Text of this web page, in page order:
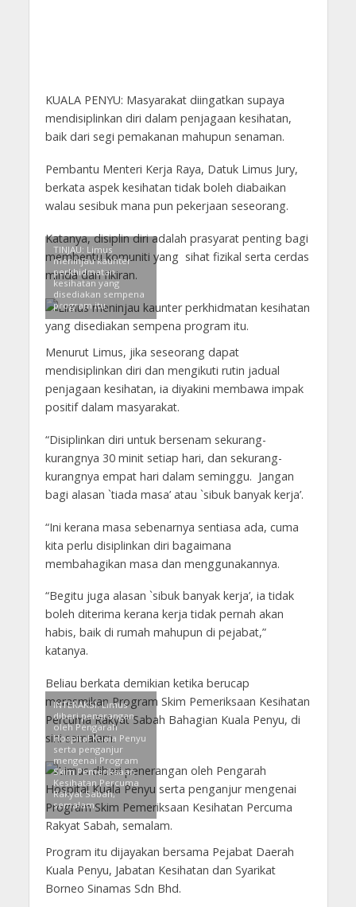
KUALA PENYU: Masyarakat diingatkan supaya
mendisiplinkan diri dalam penjagaan kesihatan,
baik dari segi pemakanan mahupun senaman.
Pembantu Menteri Kerja Raya, Datuk Limus Jury,
berkata aspek kesihatan tidak boleh diabaikan
walau sesibuk mana pun pekerjaan seseorang.
Katanya, disiplin diri adalah prasyarat penting bagi
membentu komuniti yang sihat fizikal serta cerdas
minda dan fikiran.
TINJAU: Limus
meninjau kaunter
perkhidmatan
kesihatan yang
disediakan sempena
program itu.
Menurut Limus, jika seseorang dapat
mendisiplinkan diri dan mengikuti rutin jadual
penjagaan kesihatan, ia diyakini membawa impak
positif dalam masyarakat.
“Disiplinkan diri untuk bersenam sekurang-
kurangnya 30 minit setiap hari, dan sekurang-
kurangnya empat hari dalam seminggu. Jangan
bagi alasan `tiada masa’ atau `sibuk banyak kerja’.
“Ini kerana masa sebenarnya sentiasa ada, cuma
kita perlu disiplinkan diri bagaimana
membahagikan masa dan menggunakannya.
“Begitu juga alasan `sibuk banyak kerja’, ia tidak
boleh diterima kerana kerja tidak pernah akan
habis, baik di rumah mahupun di pejabat,”
katanya.
Beliau berkata demikian ketika berucap
merasmikan Program Skim Pemeriksaan Kesihatan
Percuma Rakyat Sabah Bahagian Kuala Penyu, di
sini semalam.
INTERAKSI: Limus
diberi penerangan
oleh Pengarah
Hospital Kuala Penyu
serta penganjur
mengenai Program
Skim Pemeriksaan
Kesihatan Percuma
Rakyat Sabah,
semalam.
Program itu dijayakan bersama Pejabat Daerah
Kuala Penyu, Jabatan Kesihatan dan Syarikat
Borneo Sinamas Sdn Bhd.